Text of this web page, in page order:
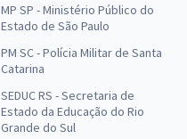
MP SP - Ministério Público do
Estado de São Paulo
PM SC - Polícia Militar de Santa
Catarina
SEDUC RS - Secretaria de
Estado da Educação do Rio
Grande do Sul